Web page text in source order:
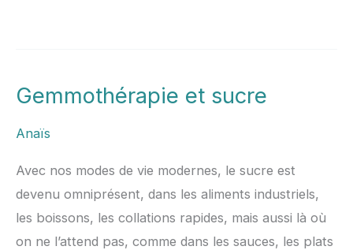
Gemmothérapie et sucre
Anaïs
Avec nos modes de vie modernes, le sucre est
devenu omniprésent, dans les aliments industriels,
les boissons, les collations rapides, mais aussi là où
on ne l’attend pas, comme dans les sauces, les plats
Gemmothérapie
sucre